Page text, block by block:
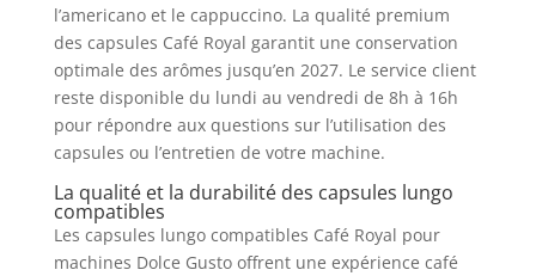
l’americano et le cappuccino. La qualité premium
des capsules Café Royal garantit une conservation
optimale des arômes jusqu’en 2027. Le service client
reste disponible du lundi au vendredi de 8h à 16h
pour répondre aux questions sur l’utilisation des
capsules ou l’entretien de votre machine.
La qualité et la durabilité des capsules lungo
compatibles
Les capsules lungo compatibles Café Royal pour
machines Dolce Gusto offrent une expérience café